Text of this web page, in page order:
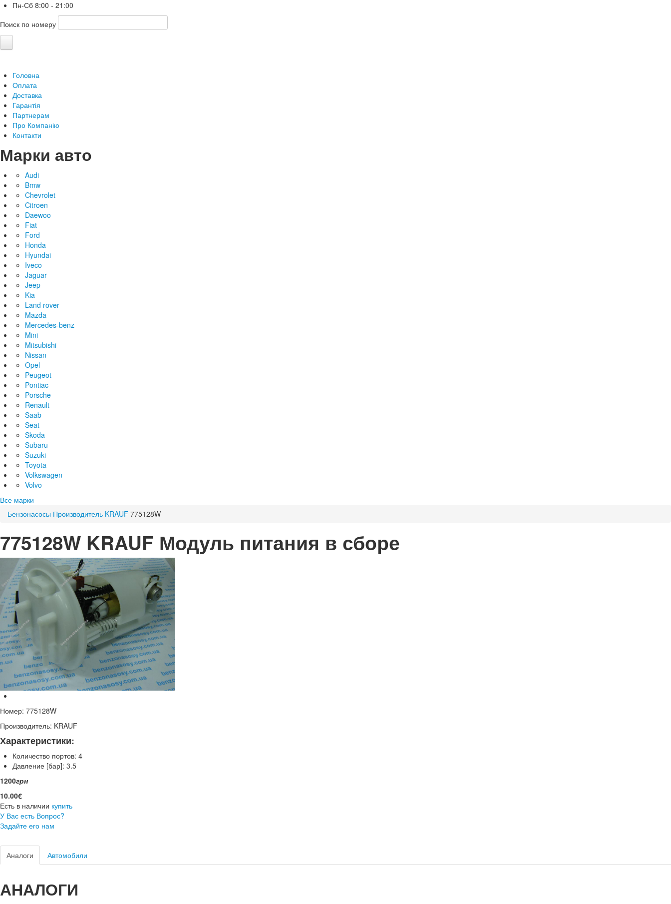
Пн-Сб 8:00 - 21:00
Поиск по номеру
Головна
Оплата
Доставка
Гарантія
Партнерам
Про Компанію
Контакти
Марки авто
Audi
Bmw
Chevrolet
Citroen
Daewoo
Fiat
Ford
Honda
Hyundai
Iveco
Jaguar
Jeep
Kia
Land rover
Mazda
Mercedes-benz
Mini
Mitsubishi
Nissan
Opel
Peugeot
Pontiac
Porsche
Renault
Saab
Seat
Skoda
Subaru
Suzuki
Toyota
Volkswagen
Volvo
Все марки
Бензонасосы Производитель KRAUF 775128W
775128W KRAUF Модуль питания в сборе
Номер: 775128W
Производитель: KRAUF
Характеристики:
Количество портов: 4
Давление [бар]: 3.5
1200грн
10.00€
Есть в наличии купить
У Вас есть Вопрос?
Задайте его нам
Аналоги Автомобили
АНАЛОГИ